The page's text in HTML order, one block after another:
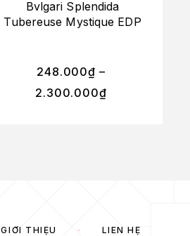
Bvlgari Splendida
Tubereuse Mystique EDP
248.000₫ –
2.300.000₫
GIỚI THIỆU LIÊN HỆ